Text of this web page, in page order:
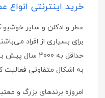
خرید اینترنتی انواع
عطر و ادکلن و سایر خوشبو
برای بسیاری از افراد
حداقل به
به اشکال متفاوتی فعالیت
امروزه برندهای بزرگ و